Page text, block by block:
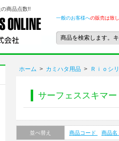
商品点数!!
一般のお客様への販売は致
ホーム > カミハタ用品 > Ｒｉｏシ
サーフェススキマー
並べ替え 商品コード 商品名